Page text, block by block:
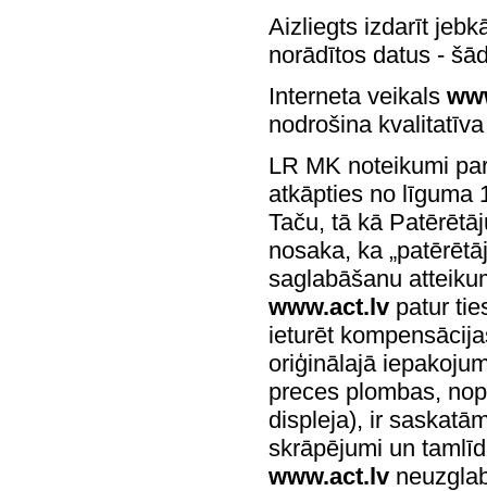
Aizliegts izdarīt
norādītos datus -
Interneta veikals
nodrošina
LR MK noteikumi
atkāpties no līguma
Taču, tā kā
nosaka, ka
saglabāšanu
www.act.lv patur
ieturēt
oriģinālajā
preces plombas,
displeja), ir
skrāpējumi un
www.act.lv